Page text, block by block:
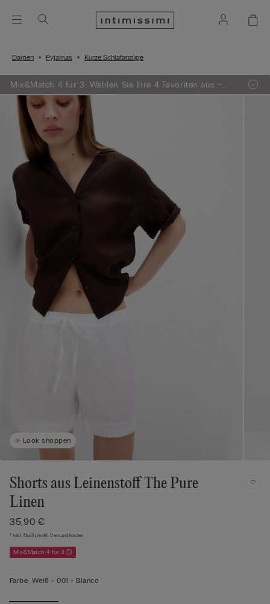
Damen Pyjamas Kurze Schlafanzüge
Mix&Match 4 für 3: Wählen Sie Ihre 4 Favoriten aus –
egal ob Strickwaren, Pyjamas oder Dessous – und
zahlen Sie nur 3!
Look shoppen
Shorts aus Leinenstoff The Pure
Linen
35,90 €
* inkl. MwSt./exkl. Versandkosten
Mix&Match 4 für 3
Farbe: Weiß -001 - Bianco